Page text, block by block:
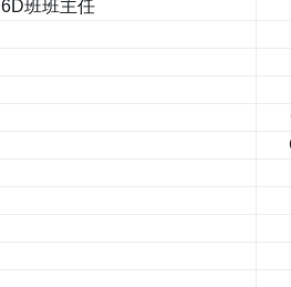
6D班班主任